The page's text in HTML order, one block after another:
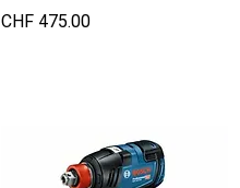
Preis
CHF 475.00